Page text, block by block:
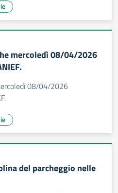
mercoledì 08/04/2026
08/04/2026
del parcheggio nelle